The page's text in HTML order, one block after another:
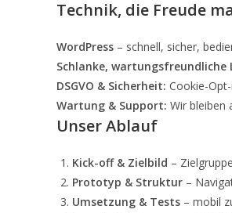
Technik, die Freude
WordPress – schnell, sicher,
Schlanke, wartungsfreundliche
DSGVO & Sicherheit: Cookie-
Wartung & Support: Wir bleiben
Unser Ablauf
Kick-off & Zielbild –
Prototyp & Struktur –
Umsetzung & Tests – mobil